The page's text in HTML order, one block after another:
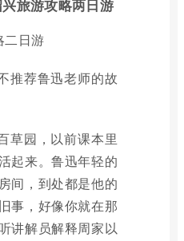
旅游攻略两日游
二日游
推荐鲁迅老师的故
草园，以前课本里
起来。鲁迅年轻的
间，到处都是他的
事，好像你就在那
讲解员解释周家以